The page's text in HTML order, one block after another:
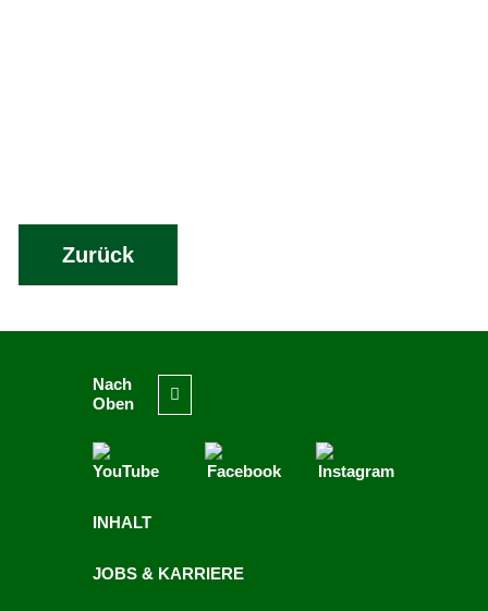
Zurück
Nach
Oben
INHALT
JOBS & KARRIERE